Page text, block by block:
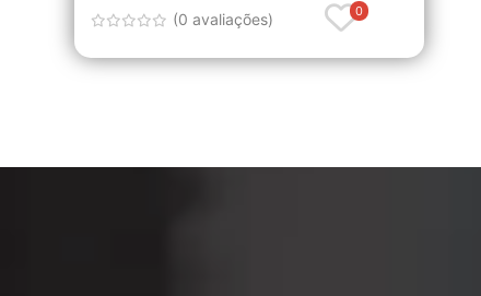
(0 avaliações) 0